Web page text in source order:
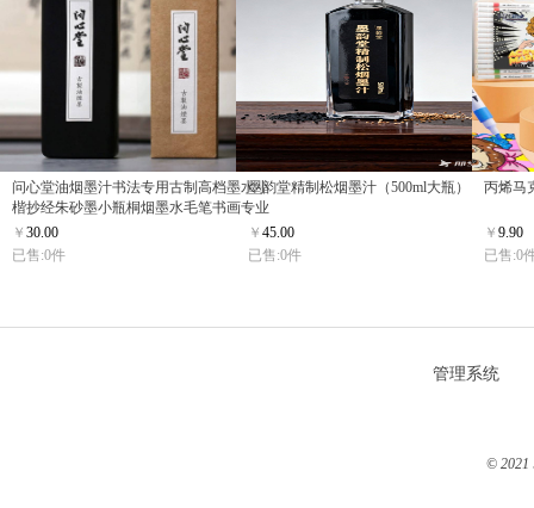
问心堂油烟墨汁书法专用古制高档墨水小
楷抄经朱砂墨小瓶桐烟墨水毛笔书画专业
文房四宝作品黑色金色白色墨液
￥ 30.00
已售:0件
墨韵堂精制松烟墨汁（500ml大瓶）
￥ 45.00
已售:0件
丙烯马
￥ 9.90
已售:0
管理系统
© 2021